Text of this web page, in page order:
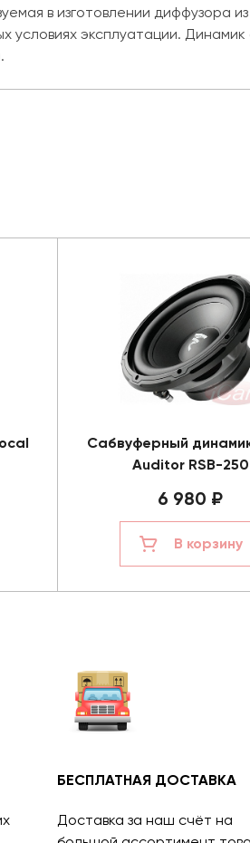
в изготовлении диффузора
условиях эксплуатации.
Сабвуферный
Auditor RSB-250
6 980 ₽
В корзину
БЕСПЛАТНАЯ ДОСТАВКА
Доставка за наш счёт на